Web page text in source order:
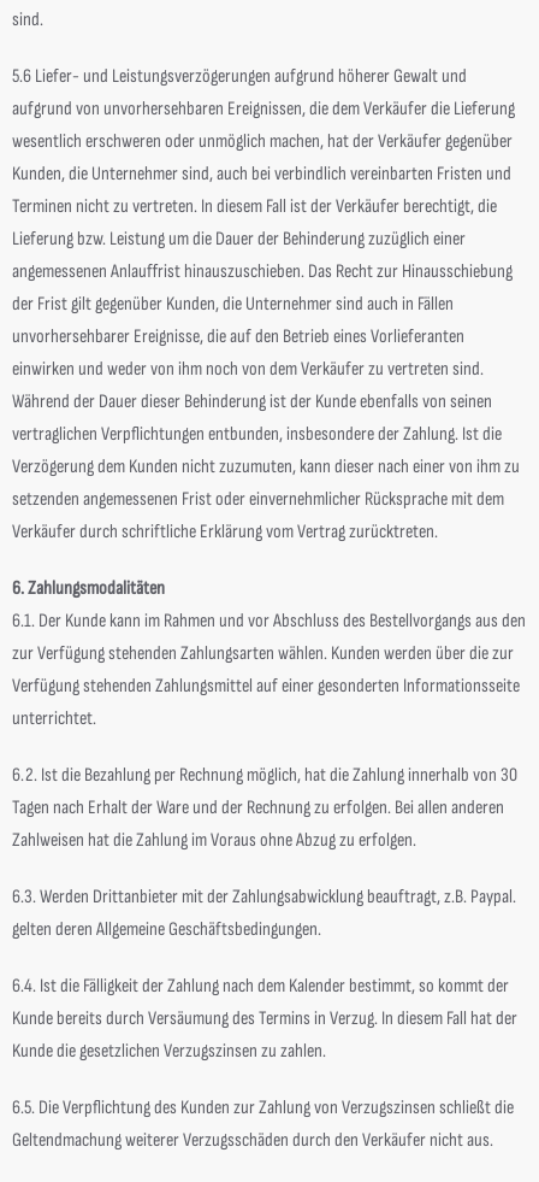
sind.
5.6 Liefer- und Leistungsverzögerungen aufgrund höherer Gewalt und
aufgrund von unvorhersehbaren Ereignissen, die dem Verkäufer die Lieferung
wesentlich erschweren oder unmöglich machen, hat der Verkäufer gegenüber
Kunden, die Unternehmer sind, auch bei verbindlich vereinbarten Fristen und
Terminen nicht zu vertreten. In diesem Fall ist der Verkäufer berechtigt, die
Lieferung bzw. Leistung um die Dauer der Behinderung zuzüglich einer
angemessenen Anlauffrist hinauszuschieben. Das Recht zur Hinausschiebung
der Frist gilt gegenüber Kunden, die Unternehmer sind auch in Fällen
unvorhersehbarer Ereignisse, die auf den Betrieb eines Vorlieferanten
einwirken und weder von ihm noch von dem Verkäufer zu vertreten sind.
Während der Dauer dieser Behinderung ist der Kunde ebenfalls von seinen
vertraglichen Verpflichtungen entbunden, insbesondere der Zahlung. Ist die
Verzögerung dem Kunden nicht zuzumuten, kann dieser nach einer von ihm zu
setzenden angemessenen Frist oder einvernehmlicher Rücksprache mit dem
Verkäufer durch schriftliche Erklärung vom Vertrag zurücktreten.
6. Zahlungsmodalitäten
6.1. Der Kunde kann im Rahmen und vor Abschluss des Bestellvorgangs aus den
zur Verfügung stehenden Zahlungsarten wählen. Kunden werden über die zur
Verfügung stehenden Zahlungsmittel auf einer gesonderten Informationsseite
unterrichtet.
6.2. Ist die Bezahlung per Rechnung möglich, hat die Zahlung innerhalb von 30
Tagen nach Erhalt der Ware und der Rechnung zu erfolgen. Bei allen anderen
Zahlweisen hat die Zahlung im Voraus ohne Abzug zu erfolgen.
6.3. Werden Drittanbieter mit der Zahlungsabwicklung beauftragt, z.B. Paypal.
gelten deren Allgemeine Geschäftsbedingungen.
6.4. Ist die Fälligkeit der Zahlung nach dem Kalender bestimmt, so kommt der
Kunde bereits durch Versäumung des Termins in Verzug. In diesem Fall hat der
Kunde die gesetzlichen Verzugszinsen zu zahlen.
6.5. Die Verpflichtung des Kunden zur Zahlung von Verzugszinsen schließt die
Geltendmachung weiterer Verzugsschäden durch den Verkäufer nicht aus.